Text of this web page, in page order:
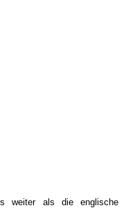
weiter als die englische